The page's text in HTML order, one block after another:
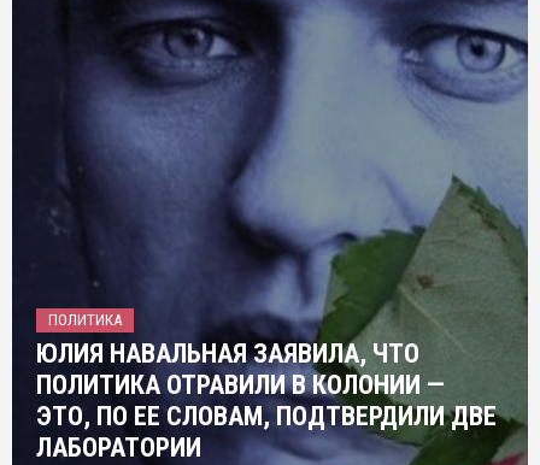
ПОЛИТИКА
ЮЛИЯ НАВАЛЬНАЯ ЗАЯВИЛА, ЧТО
ПОЛИТИКА ОТРАВИЛИ В КОЛОНИИ —
ЭТО, ПО ЕЕ СЛОВАМ, ПОДТВЕРДИЛИ ДВЕ
ЛАБОРАТОРИИ